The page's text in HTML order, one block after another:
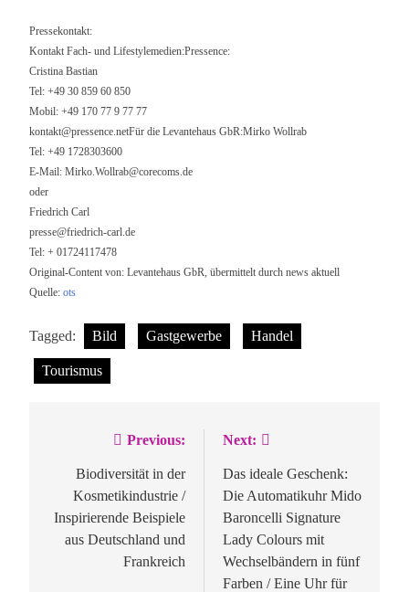
Pressekontakt:
Kontakt Fach- und Lifestylemedien:Pressence:
Cristina Bastian
Tel: +49 30 859 60 850
Mobil: +49 170 77 9 77 77
kontakt@pressence.netFür die Levantehaus GbR:Mirko Wollrab
Tel: +49 1728303600
E-Mail: Mirko.Wollrab@corecoms.de
oder
Friedrich Carl
presse@friedrich-carl.de
Tel: + 01724117478
Original-Content von: Levantehaus GbR, übermittelt durch news aktuell
Quelle: ots
Tagged: Bild Gastgewerbe Handel
Tourismus
Beitragsnavigation
Previous:
Biodiversität in der
Kosmetikindustrie /
Inspirierende Beispiele
aus Deutschland und
Frankreich
Next:
Das ideale Geschenk:
Die Automatikuhr Mido
Baroncelli Signature
Lady Colours mit
Wechselbändern in fünf
Farben / Eine Uhr für